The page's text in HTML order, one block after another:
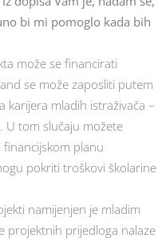
bi mi pomoglo kada bih
može se financirati
se može zaposliti putem
karijera mladih istraživača –
U tom slučaju možete
planu
pokriti troškovi školarine
namijenjen je mladim
projektnih prijedloga nalaze